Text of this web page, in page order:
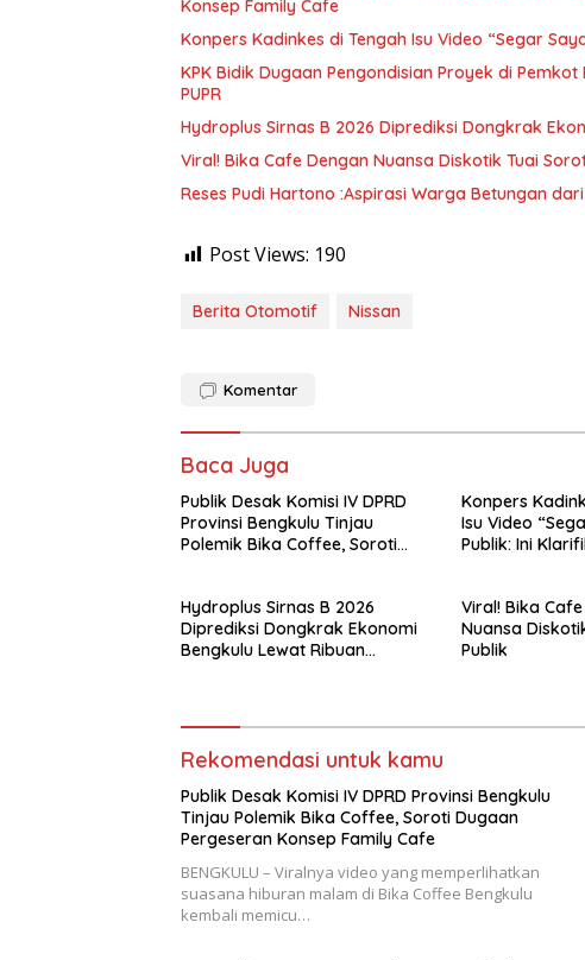
Konsep Family Cafe
Konpers Kadinkes di Tengah Isu Video “Segar
KPK Bidik Dugaan Pengondisian Proyek di
PUPR
Hydroplus Sirnas B 2026 Diprediksi Dongkrak
Viral! Bika Cafe Dengan Nuansa Diskotik Tuai
Reses Pudi Hartono :Aspirasi Warga Betungan
Post Views: 190
Berita Otomotif Nissan
Komentar
Baca Juga
Publik Desak Komisi IV DPRD
Provinsi Bengkulu Tinjau
Polemik Bika Coffee, Soroti
Konpers
Isu Video
Publik: Ini
Hydroplus Sirnas B 2026
Diprediksi Dongkrak Ekonomi
Bengkulu Lewat Ribuan
Viral! Bika
Nuansa
Publik
Rekomendasi untuk kamu
Publik Desak Komisi IV DPRD Provinsi Bengkulu
Tinjau Polemik Bika Coffee, Soroti Dugaan
Pergeseran Konsep Family Cafe
BENGKULU – Viralnya video yang memperlihatkan
suasana hiburan malam di Bika Coffee Bengkulu
kembali memicu…